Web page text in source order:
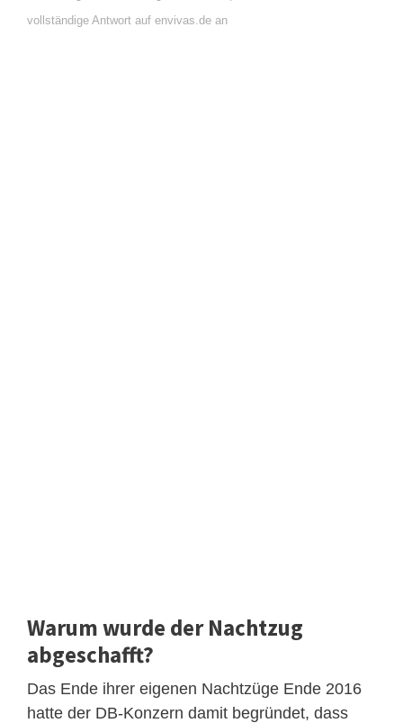
vollständige Antwort auf envivas.de an
Warum wurde der Nachtzug
abgeschafft?
Das Ende ihrer eigenen Nachtzüge Ende 2016
hatte der DB-Konzern damit begründet, dass